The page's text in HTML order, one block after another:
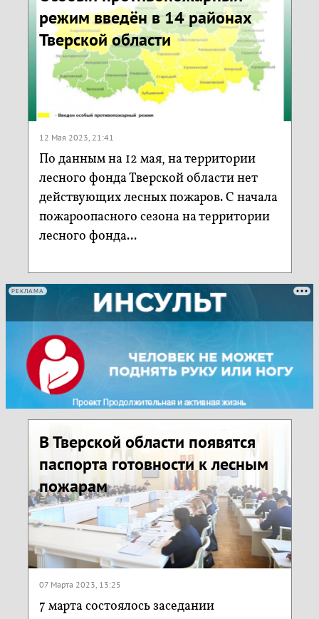
режим введён в 14 районах
Тверской области
12 Мая 2023, 21:41
По данным на 12 мая, на территории
лесного фонда Тверской области нет
действующих лесных пожаров. С начала
пожароопасного сезона на территории
лесного фонда...
РЕКЛАМА
В Тверской области появятся
паспорта готовности к лесным
пожарам
07 Марта 2023, 13:25
7 марта состоялось заседании